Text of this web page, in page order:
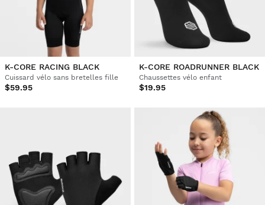
K-CORE RACING BLACK
Cuissard vélo sans bretelles fille
$59.95
K-CORE ROADRUNNER BLACK
Chaussettes vélo enfant
$19.95